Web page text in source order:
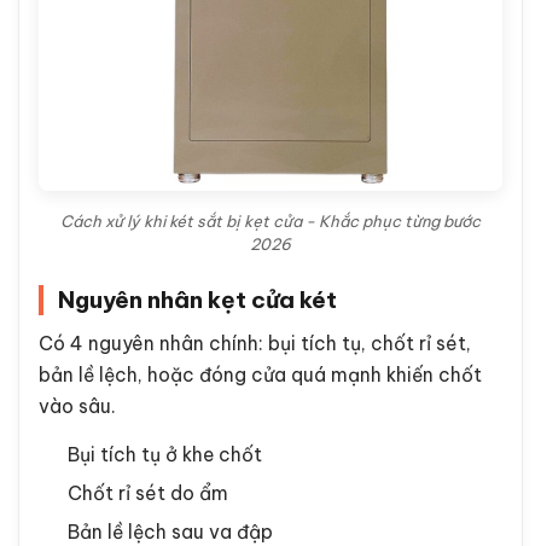
Cách xử lý khi két sắt bị kẹt cửa - Khắc phục từng bước
2026
Nguyên nhân kẹt cửa két
Có 4 nguyên nhân chính: bụi tích tụ, chốt rỉ sét,
bản lề lệch, hoặc đóng cửa quá mạnh khiến chốt
vào sâu.
Bụi tích tụ ở khe chốt
Chốt rỉ sét do ẩm
Bản lề lệch sau va đập